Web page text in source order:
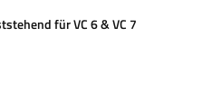
für VC 6 & VC 7